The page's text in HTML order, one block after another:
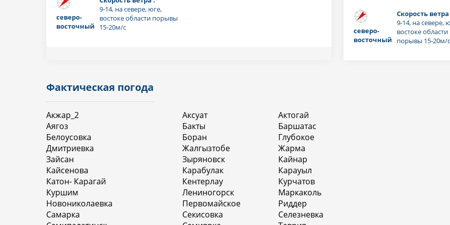
северо-
восточный
9-14, на севере, юге,
востоке области порывы
15-20м/с
северо-
восточный
Скорость ветра
9-14, на севере,
востоке области
порывы 15-20м/с
Фактическая погода
Акжар_2
Аягоз
Белоусовка
Дмитриевка
Зайсан
Кайсенова
Катон- Карагай
Куршим
Новониколаевка
Самарка
Аксуат
Бакты
Боран
Жалгызтобе
Зыряновск
Карабулак
Кентерлау
Лениногорск
Первомайское
Секисовка
Актогай
Баршатас
Глубокое
Жарма
Кайнар
Карауыл
Курчатов
Маркаколь
Риддер
Селезневка